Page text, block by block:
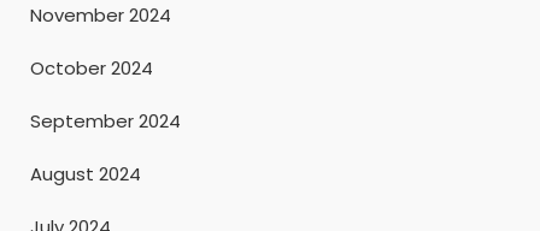
November 2024
October 2024
September 2024
August 2024